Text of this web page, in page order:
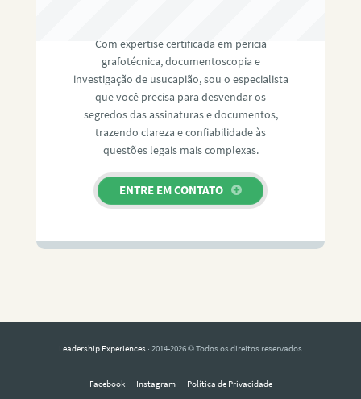
Com expertise certificada em perícia
grafotécnica, documentoscopia e
investigação de usucapião, sou o especialista
que você precisa para desvendar os
segredos das assinaturas e documentos,
trazendo clareza e confiabilidade às
questões legais mais complexas.
ENTRE EM CONTATO
Leadership Experiences · 2014-2026 © Todos os direitos reservados
Facebook Instagram Política de Privacidade